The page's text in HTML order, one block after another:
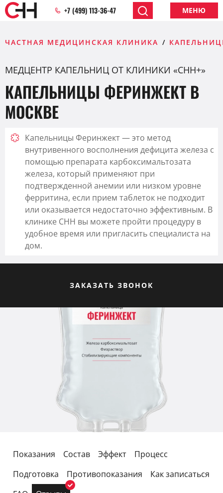
+7 (499) 113-36-47 МЕНЮ
ЧАСТНАЯ МЕДИЦИНСКАЯ КЛИНИКА
МЕДЦЕНТР КАПЕЛЬНИЦ ОТ КЛИНИКИ «CHH+»
КАПЕЛЬНИЦЫ ФЕРИНЖЕКТ В
МОСКВЕ
Капельницы Феринжект — это метод
внутривенного восполнения дефицита железа с
помощью препарата карбоксимальтозата
железа, который применяют при
подтвержденной анемии или низком уровне
ферритина, если прием таблеток не подходит
или оказывается недостаточно эффективным. В
клинике CHH вы можете пройти процедуру в
удобное время или пригласить специалиста на
дом.
ЗАКАЗАТЬ ЗВОНОК
Показания Состав Эффект
Процесс
Подготовка
Противопоказания
Как записаться